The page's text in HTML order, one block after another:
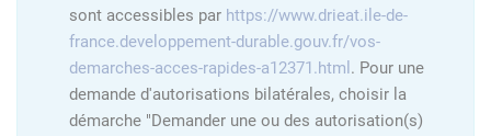
sont accessibles par https://www.drieat.ile-de-
france.developpement-durable.gouv.fr/vos-
demarches-acces-rapides-a12371.html . Pour une
demande d'autorisations bilatérales, choisir la
démarche "Demander une ou des autorisation(s)